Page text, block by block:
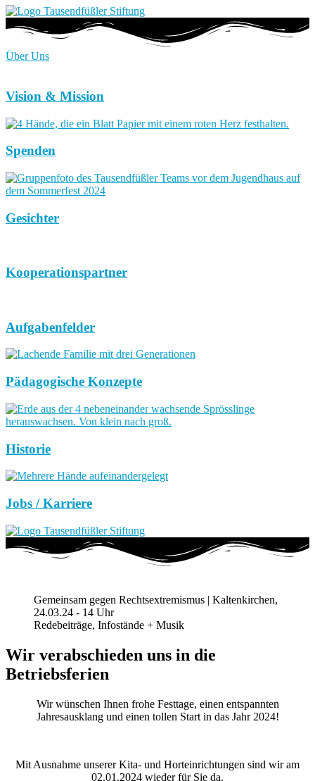
Über Uns
Vision & Mission
Spenden
Gesichter
Kooperationspartner
Aufgabenfelder
Pädagogische Konzepte
Historie
Jobs / Karriere
Gemeinsam gegen Rechtsextremismus | Kaltenkirchen,
24.03.24 - 14 Uhr
Redebeiträge, Infostände + Musik
Wir verabschieden uns in die
Betriebsferien
Wir wünschen Ihnen frohe Festtage, einen entspannten
Jahresausklang und einen tollen Start in das Jahr 2024!
Mit Ausnahme unserer Kita- und Horteinrichtungen sind wir am
02.01.2024 wieder für Sie da.